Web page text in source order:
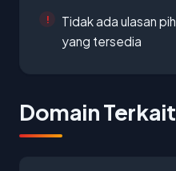
Tidak ada ulasan
yang tersedia
Domain Terkait